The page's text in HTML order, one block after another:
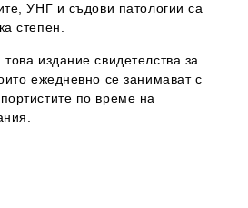
УНГ и съдови патологии са
степен.
издание свидетелства за
ежедневно се занимават с
по време на